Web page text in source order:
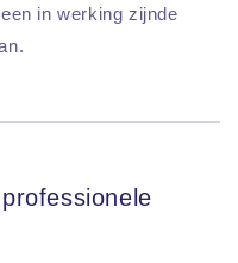
in werking zijnde